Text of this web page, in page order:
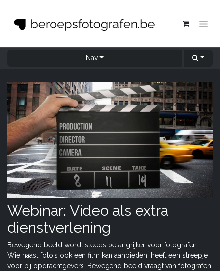
Nav
Webinar: Video als extra
dienstverlening
Bewegend beeld wordt steeds belangrijker voor fotografen.
Wie naast foto's ook een film kan aanbieden, heeft een streepje
voor bij opdrachtgevers. Bewegend beeld vraagt van fotografen